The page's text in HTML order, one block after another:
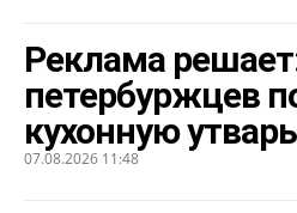
Реклама
петербуржцев
кухонную
07.08.2026 11:48